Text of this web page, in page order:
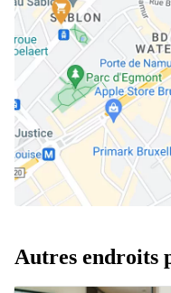
Autres endroits